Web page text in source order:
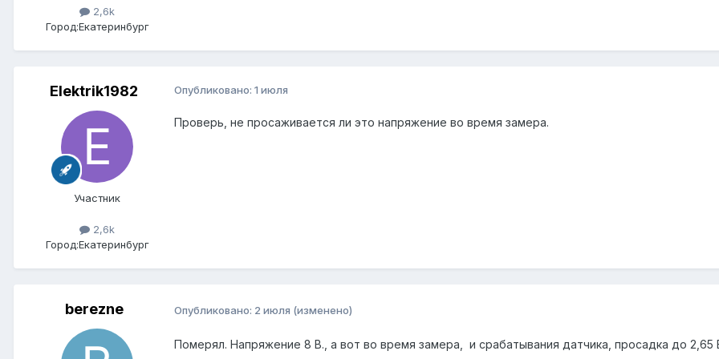
2,6k
Город:Екатеринбург
Elektrik1982
Участник
2,6k
Город:Екатеринбург
Опубликовано: 1 июля
Проверь, не просаживается ли это напряжение во время замера.
berezne Опубликовано: 2 июля (изменено)
Померял. Напряжение 8 В., а вот во время замера, и срабатывания датчика, просадка до 2,65